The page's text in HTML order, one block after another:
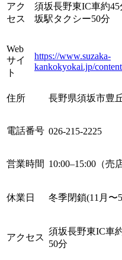
アク
セス
須坂長野東IC車約
坂駅タクシー50分
Web
サイ
ト
https://www.suzaka-
kankokyokai.jp/
住所 長野県須坂市豊
電話番号 026-215-2225
営業時間 10:00–15:00（売
休業日 冬季閉鎖(11月〜
アクセス
須坂長野東IC車
50分